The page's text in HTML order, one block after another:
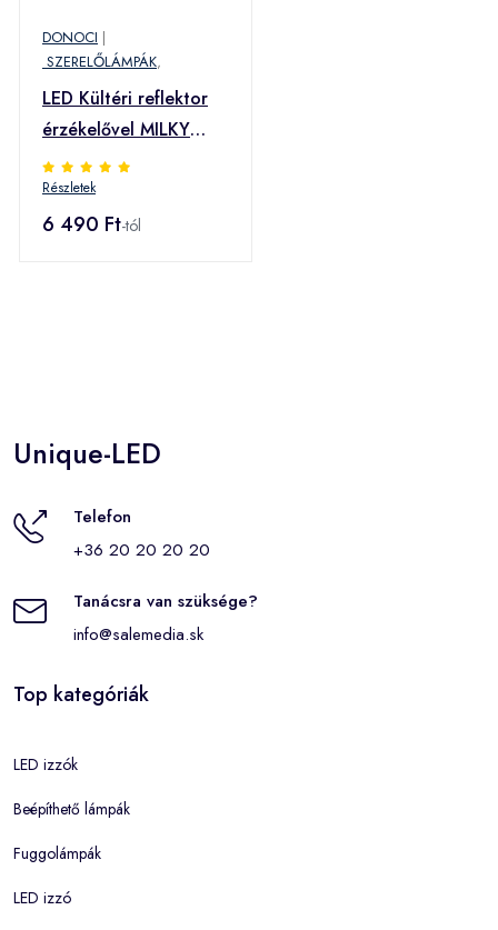
DONOCI |
SZERELŐLÁMPÁK,
LED Kültéri reflektor
érzékelővel MILKY
LED/10W/230V
4000K IP65
Részletek
6 490 Ft-tól
Unique-LED
Telefon
+36 20 20 20 20
Tanácsra van szüksége?
info@salemedia.sk
Top kategóriák
LED izzók
Beépíthető lámpák
Fuggolámpák
LED izzó